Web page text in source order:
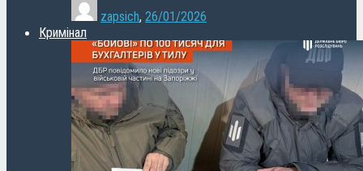
zapsich, 26/01/2026
Кримінал